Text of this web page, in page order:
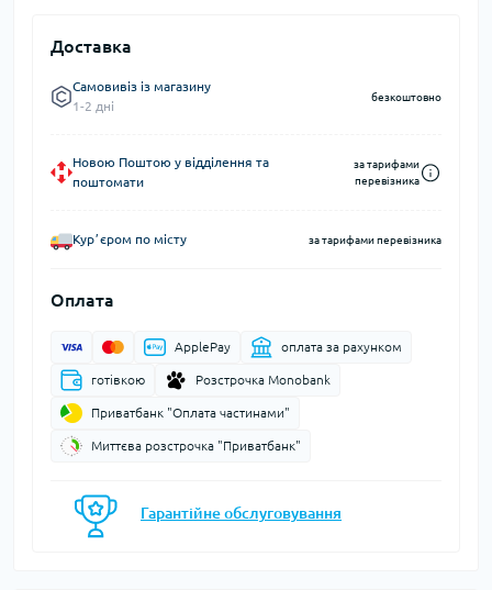
Доставка
Самовивіз із магазину
1-2 дні
безкоштовно
Новою Поштою у відділення та
поштомати
за тарифами
перевізника
Курʼєром по місту за тарифами перевізника
Оплата
ApplePay оплата за рахунком
готівкою Розстрочка Monobank
Приватбанк "Оплата частинами"
Миттєва розстрочка "Приватбанк"
Гарантійне обслуговування